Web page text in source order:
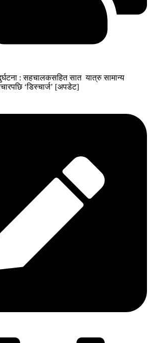
: सहचालकसहित सात यात्रु सामान्य
‘डिस्चार्ज’ [अपडेट]